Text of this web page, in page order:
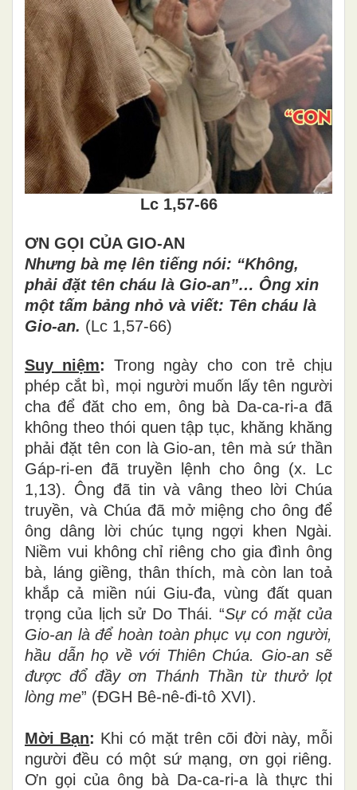
Lc 1,57-66
ƠN GỌI CỦA GIO-AN
Nhưng bà mẹ lên tiếng nói: “Không,
phải đặt tên cháu là Gio-an”… Ông xin
một tấm bảng nhỏ và viết: Tên cháu là
Gio-an. (Lc 1,57-66)
Suy niệm: Trong ngày cho con trẻ chịu
phép cắt bì, mọi người muốn lấy tên người
cha để đăt cho em, ông bà Da-ca-ri-a đã
không theo thói quen tập tục, khăng khăng
phải đặt tên con là Gio-an, tên mà sứ thần
Gáp-ri-en đã truyền lệnh cho ông (x. Lc
1,13). Ông đã tin và vâng theo lời Chúa
truyền, và Chúa đã mở miệng cho ông để
ông dâng lời chúc tụng ngợi khen Ngài.
Niềm vui không chỉ riêng cho gia đình ông
bà, láng giềng, thân thích, mà còn lan toả
khắp cả miền núi Giu-đa, vùng đất quan
trọng của lịch sử Do Thái. “Sựcó mặt của
Gio-an là đểhoàn toàn phục vụcon người,
hầu dẫn họ vềvới Thiên Chúa. Gio-an sẽ
được đổ đầy ơn Thánh Thần từthưởlọt
lòng me” (ĐGH Bê-nê-đi-tô XVI).
Mời Bạn: Khi có mặt trên cõi đời này, mỗi
người đều có một sứ mạng, ơn gọi riêng.
Ơn gọi của ông bà Da-ca-ri-a là thực thi